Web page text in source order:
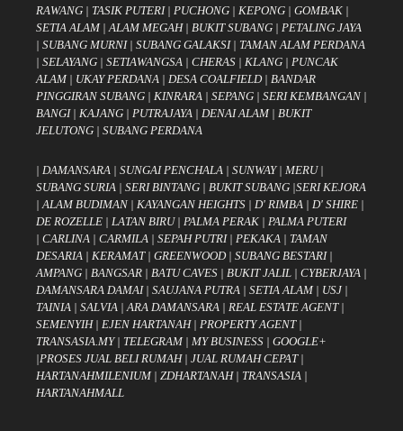
RAWANG | TASIK PUTERI| PUCHONG | KEPONG | GOMBAK |
SETIA ALAM| ALAM MEGAH| BUKIT SUBANG | PETALING JAYA
| SUBANG MURNI| SUBANG GALAKSI| TAMAN ALAM PERDANA
| SELAYANG | SETIAWANGSA | CHERAS | KLANG | PUNCAK
ALAM| UKAY PERDANA | DESA COALFIELD| BANDAR
PINGGIRAN SUBANG | KINRARA | SEPANG | SERI KEMBANGAN |
BANGI| KAJANG | PUTRAJAYA | DENAI ALAM| BUKIT
JELUTONG | SUBANG PERDANA
| DAMANSARA | SUNGAI PENCHALA | SUNWAY| MERU|
SUBANG SURIA | SERI BINTANG | BUKIT SUBANG |SERI KEJORA
| ALAM BUDIMAN | KAYANGAN HEIGHTS | D' RIMBA | D' SHIRE |
DE ROZELLE | LATAN BIRU| PALMA PERAK | PALMA PUTERI
| CARLINA | CARMILA | SEPAH PUTRI| PEKAKA | TAMAN
DESARIA | KERAMAT| GREENWOOD| SUBANG BESTARI|
AMPANG | BANGSAR | BATU CAVES | BUKIT JALIL | CYBERJAYA |
DAMANSARA DAMAI| SAUJANA PUTRA | SETIA ALAM| USJ |
TAINIA | SALVIA | ARA DAMANSARA | REAL ESTATE AGENT |
SEMENYIH| EJEN HARTANAH| PROPERTY AGENT|
TRANSASIA.MY| TELEGRAM| MY BUSINESS | GOOGLE+
|PROSES JUAL BELI RUMAH| JUAL RUMAH CEPAT|
HARTANAHMILENIUM| ZDHARTANAH| TRANSASIA |
HARTANAHMALL